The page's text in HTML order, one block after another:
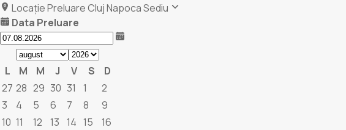
Locație PreluareCluj Napoca Sediu
Data Preluare
L M M J V S
D
27 28 29 30 31 1
2
3
4 5 6 7 8
9
10 11 12 13 14 15
16